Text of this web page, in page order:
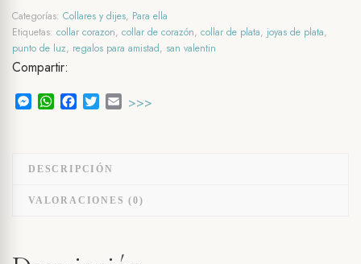
plata
Pink
rosado
cantidad
Categorías: Collares y dijes, Para ella
Etiquetas: collar corazon, collar de corazón, collar de plata, joyas de plata,
punto de luz, regalos para amistad, san valentin
Compartir:
Messenger
WhatsApp
Facebook
TwitterEmail
>>>
DESCRIPCIÓN
VALORACIONES (0)